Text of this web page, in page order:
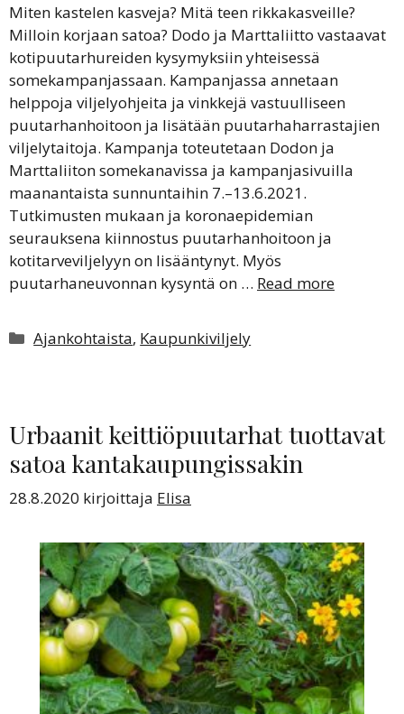
Miten kastelen kasveja? Mitä teen rikkakasveille?
Milloin korjaan satoa? Dodo ja Marttaliitto vastaavat
kotipuutarhureiden kysymyksiin yhteisessä
somekampanjassaan. Kampanjassa annetaan
helppoja viljelyohjeita ja vinkkejä vastuulliseen
puutarhanhoitoon ja lisätään puutarhaharrastajien
viljelytaitoja. Kampanja toteutetaan Dodon ja
Marttaliiton somekanavissa ja kampanjasivuilla
maanantaista sunnuntaihin 7.–13.6.2021.
Tutkimusten mukaan ja koronaepidemian
seurauksena kiinnostus puutarhanhoitoon ja
kotitarveviljelyyn on lisääntynyt. Myös
puutarhaneuvonnan kysyntä on … Read more
Kategoriat
Ajankohtaista, Kaupunkiviljely
Urbaanit keittiöpuutarhat tuottavat
satoa kantakaupungissakin
28.8.2020 kirjoittaja Elisa